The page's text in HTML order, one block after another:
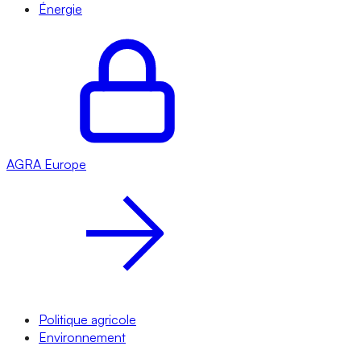
Énergie
AGRA Europe
Politique agricole
Environnement